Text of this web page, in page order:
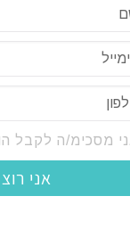
תמציות
מסכימ/ה לקבל
אני